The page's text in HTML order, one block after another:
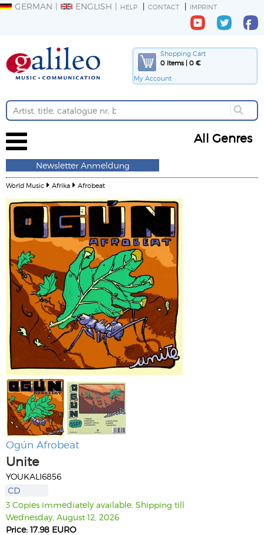
GERMAN ENGLISH HELP CONTACT IMPRINT
Shopping Cart
0 Items | 0 €
My Account
All Genres
Newsletter Anmeldung
World Music Afrika Afrobeat
Ogún Afrobeat
Unite
YOUKALI6856
CD
3 Copies immediately available. Shipping till
Wednesday, August 12, 2026
Price: 17.98 EURO